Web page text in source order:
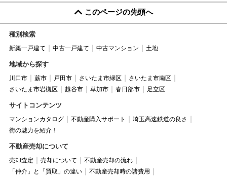
このページの先頭へ
種別検索
新築一戸建て 中古一戸建て 中古マンション 土地
地域から探す
川口市 蕨市 戸田市 さいたま市緑区
さいたま市南区
さいたま市岩槻区
越谷市 草加市 春日部市 足立区
サイトコンテンツ
マンションカタログ 不動産購入サポート
埼玉高速鉄道の良さ
街の魅力を紹介！
不動産売却について
売却査定 売却について
不動産売却の流れ
「仲介」と「買取」の違い
不動産売却時の諸費用